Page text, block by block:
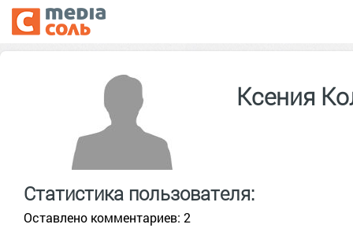
Ксения
Статистика пользователя:
Оставлено комментариев: 2